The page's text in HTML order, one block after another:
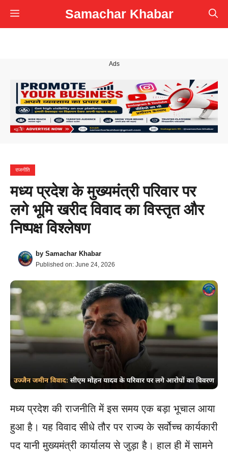
Skip
to
Samachar Khabar
Menu
Ads
राजनीति
मध्य प्रदेश के मुख्यमंत्री परिवार पर
लगे भूमि खरीद विवाद का विस्तृत और
निष्पक्ष विश्लेषण
by Samachar Khabar
Published on: June 24, 2026
मध्य प्रदेश की राजनीति में इस समय एक बड़ा भूचाल आया
हुआ है। यह विवाद सीधे तौर पर राज्य के सर्वोच्च कार्यकारी
पद यानी मुख्यमंत्री कार्यालय से जुड़ा है। हाल ही में सामने